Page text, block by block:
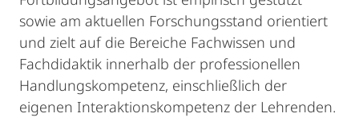
sowie am aktuellen Forschungsstand orientiert
und zielt auf die Bereiche Fachwissen und
Fachdidaktik innerhalb der professionellen
Handlungskompetenz, einschließlich der
eigenen Interaktionskompetenz der Lehrenden.